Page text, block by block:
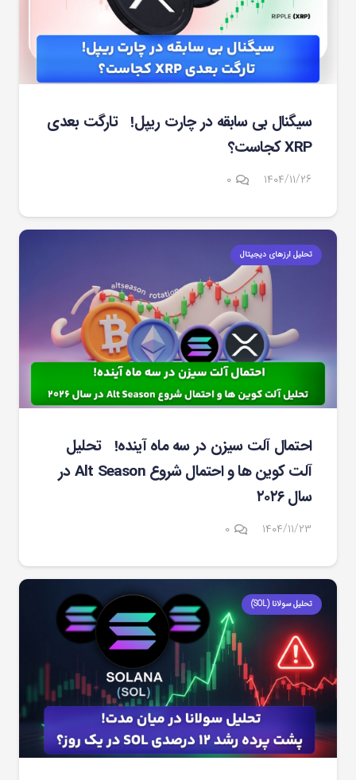
سیگنال بی سابقه در چارت ریپل! تارگت بعدی
XRP کجاست؟
۱۴۰۴/۱۱/۲۶ ۰
تحلیل ارزهای دیجیتال
احتمال آلت سیزن در سه ماه آینده! تحلیل
آلت کوین ها و احتمال شروع Alt Season در
سال ۲۰۲۶
۱۴۰۴/۱۱/۲۳ ۰
تحلیل سولانا (SOL)